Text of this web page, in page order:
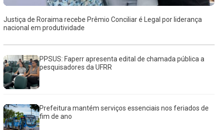
Justiça de Roraima recebe Prêmio Conciliar é Legal por liderança
nacional em produtividade
PPSUS: Faperr apresenta edital de chamada pública a
pesquisadores da UFRR
Prefeitura mantém serviços essenciais nos feriados de
fim de ano